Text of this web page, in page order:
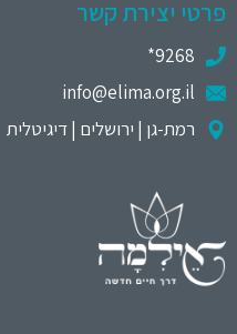
פרטי יצירת קשר
9268*
info@elima.org.il
רמת-גן | ירושלים | דיגיטלית